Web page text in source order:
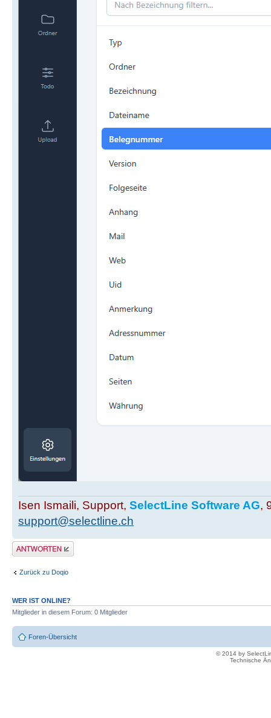
Isen Ismaili, Support, SelectLine Software AG,
support@selectline.ch
Antwort erstellen
Zurück zu Doqio
WER IST ONLINE?
Mitglieder in diesem Forum: 0 Mitglieder
Foren-Übersicht
© 2014 by
Technische